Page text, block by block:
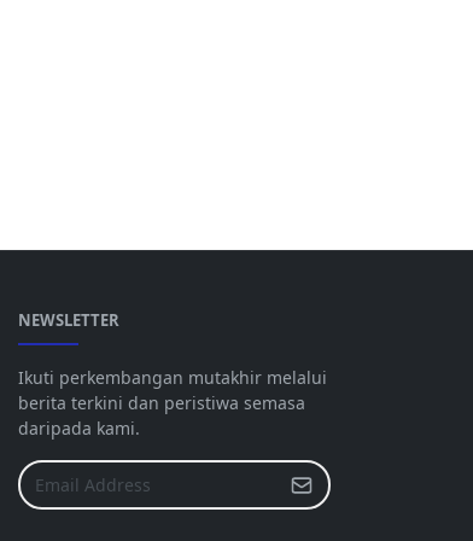
NEWSLETTER
Ikuti perkembangan mutakhir melalui
berita terkini dan peristiwa semasa
daripada kami.